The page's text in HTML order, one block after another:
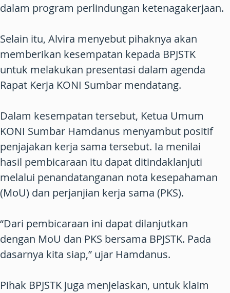
dalam program perlindungan ketenagakerjaan.
Selain itu, Alvira menyebut pihaknya akan
memberikan kesempatan kepada BPJSTK
untuk melakukan presentasi dalam agenda
Rapat Kerja KONI Sumbar mendatang.
Dalam kesempatan tersebut, Ketua Umum
KONI Sumbar Hamdanus menyambut positif
penjajakan kerja sama tersebut. Ia menilai
hasil pembicaraan itu dapat ditindaklanjuti
melalui penandatanganan nota kesepahaman
(MoU) dan perjanjian kerja sama (PKS).
“Dari pembicaraan ini dapat dilanjutkan
dengan MoU dan PKS bersama BPJSTK. Pada
dasarnya kita siap,” ujar Hamdanus.
Pihak BPJSTK juga menjelaskan, untuk klaim